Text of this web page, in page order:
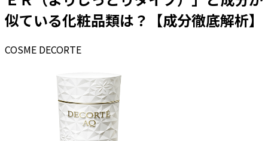
似ている化粧品類は？【成分徹底解析】
COSME DECORTE